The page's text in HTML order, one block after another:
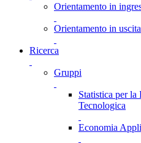
Orientamento in
Orientamento in uscita
Ricerca
Gruppi
Statistica per la
Tecnologica
Economia